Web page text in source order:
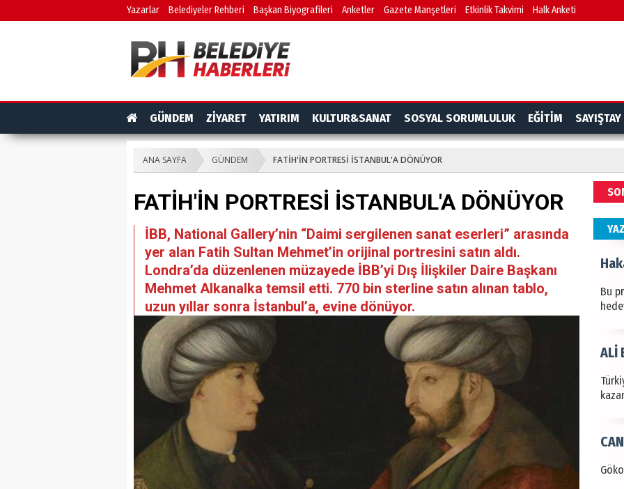
Yazarlar Belediyeler Rehberi Başkan Biyografileri Anketler Gazete Manşetleri Etkinlik Takvimi Halk Anketi
GÜNDEM ZİYARET YATIRIM KULTUR&SANAT SOSYAL SORUMLULUK EĞİTİM SAYIŞTAY
ANA SAYFA GÜNDEM ​FATİH'İN PORTRESİ İSTANBUL'A DÖNÜYOR
​FATİH'İN PORTRESİ İSTANBUL'A DÖNÜYOR
İBB, National Gallery’nin “Daimi sergilenen sanat eserleri” arasında
yer alan Fatih Sultan Mehmet’in orijinal portresini satın aldı.
Londra’da düzenlenen müzayede İBB’yi Dış İlişkiler Daire Başkanı
Mehmet Alkanalka temsil etti. 770 bin sterline satın alınan tablo,
uzun yıllar sonra İstanbul’a, evine dönüyor.
Bu
ALİ